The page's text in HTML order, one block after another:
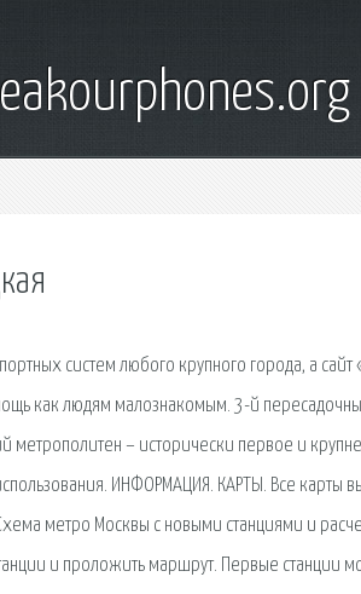
систем любого крупного города, а
как людям малознакомым. 3-й
метрополитен – исторически первое и
ИНФОРМАЦИЯ. КАРТЫ. Все карты
метро Москвы с новыми станциями и
и проложить маршрут. Первые станции